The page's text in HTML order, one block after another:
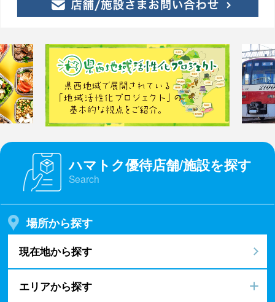
ハマトク優待店舗/施設を探す
Search
場所から探す
現在地から探す
エリアから探す